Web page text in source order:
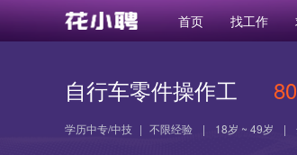
首页 找工作
自行车零件操作工
学历中专/中技 | 不限经验 | 18岁 ~ 49岁 |